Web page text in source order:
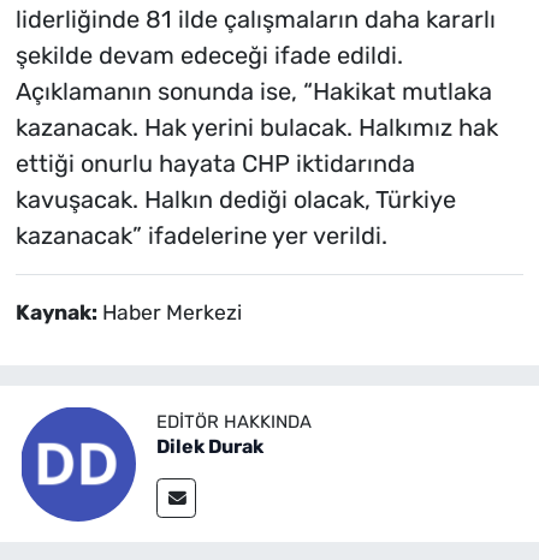
liderliğinde 81 ilde çalışmaların daha kararlı
şekilde devam edeceği ifade edildi.
Açıklamanın sonunda ise, “Hakikat mutlaka
kazanacak. Hak yerini bulacak. Halkımız hak
ettiği onurlu hayata CHP iktidarında
kavuşacak. Halkın dediği olacak, Türkiye
kazanacak” ifadelerine yer verildi.
Kaynak: Haber Merkezi
EDITÖR HAKKINDA
Dilek Durak